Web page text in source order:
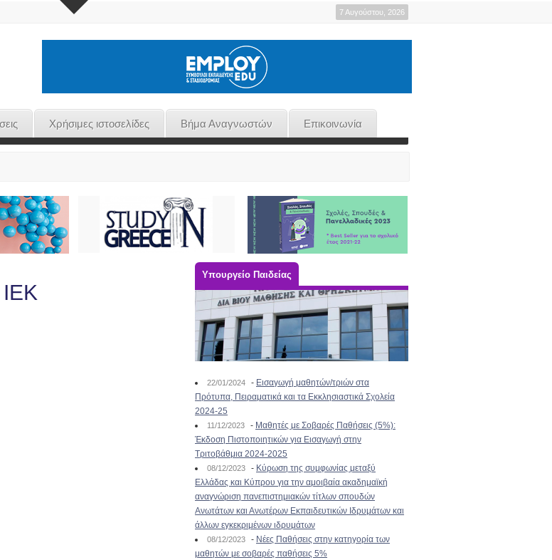
7 Αυγούστου, 2026
Χρήσιμες ιστοσελίδες Βήμα Αναγνωστών Επικοινωνία
Υπουργείο Παιδείας
22/01/2024 - Εισαγωγή μαθητών/τριών στα
Πρότυπα, Πειραματικά και τα Εκκλησιαστικά Σχολεία
2024-25
11/12/2023 - Μαθητές με Σοβαρές Παθήσεις (5%):
Έκδοση Πιστοποιητικών για Εισαγωγή στην
Τριτοβάθμια 2024-2025
08/12/2023 - Κύρωση της συμφωνίας μεταξύ
Ελλάδας και Κύπρου για την αμοιβαία ακαδημαϊκή
αναγνώριση πανεπιστημιακών τίτλων σπουδών
Ανωτάτων και Ανωτέρων Εκπαιδευτικών Ιδρυμάτων και
άλλων εγκεκριμένων ιδρυμάτων
08/12/2023 - Νέες Παθήσεις στην κατηγορία των
μαθητών με σοβαρές παθήσεις 5%